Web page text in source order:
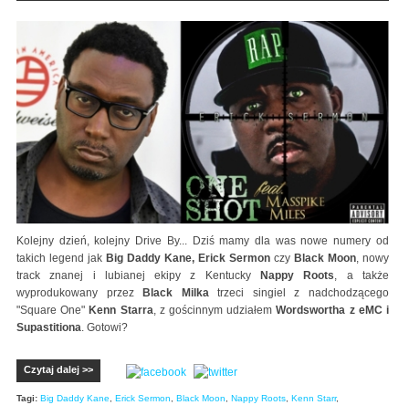
Kolejny dzień, kolejny Drive By... Dziś mamy dla was nowe numery od
takich legend jak Big Daddy Kane, Erick SermonczyBlack Moon, nowy
track znanej i lubianej ekipy z Kentucky
Nappy Roots, a także
wyprodukowany przezBlack Milkatrzeci singiel z nadchodzącego
"Square One" Kenn Starra, z gościnnym udziałem Wordswortha z eMC i
Supastitiona. Gotowi?
Czytaj dalej >>
Tagi: Big Daddy Kane, Erick Sermon, Black Moon, Nappy Roots, Kenn Starr,